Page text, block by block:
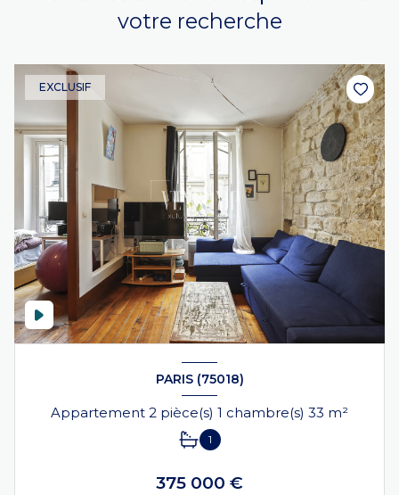
votre recherche
EXCLUSIF
PARIS (75018)
Appartement 2 pièce(s) 1 chambre(s) 33 m²
1
375 000 €